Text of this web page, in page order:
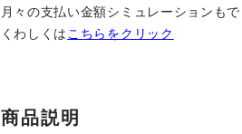
月々の支払い金額シミュレーションもで
くわしくは こちらをクリック
商品説明